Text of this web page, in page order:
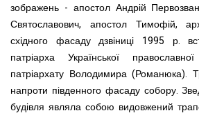
зображень - апостол Андрій
Святославович, апостол Тимофій,
східного фасаду дзвіниці 1995 р.
патріарха Української
патріархату Володимира (Романюка).
напроти південного фасаду собору.
будівля являла собою видовжений